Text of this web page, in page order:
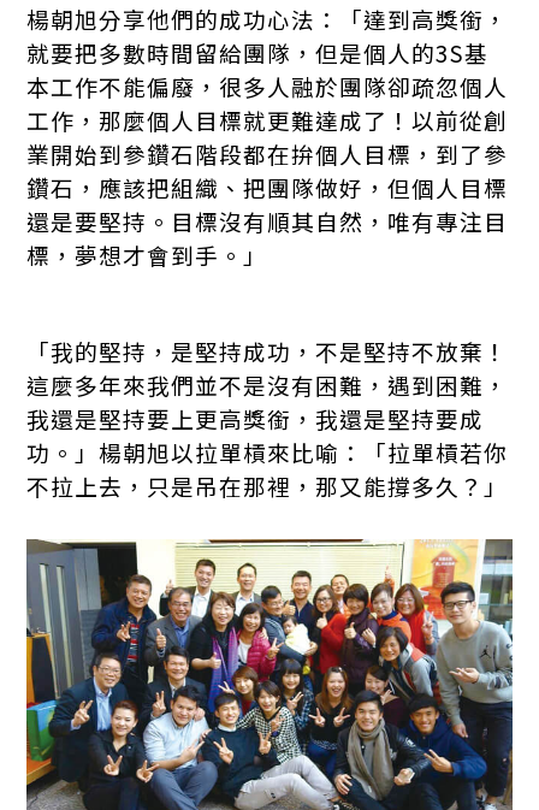
楊朝旭分享他們的成功心法：「達到高獎銜，
就要把多數時間留給團隊，但是個人的3S基
本工作不能偏廢，很多人融於團隊卻疏忽個人
工作，那麼個人目標就更難達成了！以前從創
業開始到參鑽石階段都在拚個人目標，到了參
鑽石，應該把組織、把團隊做好，但個人目標
還是要堅持。目標沒有順其自然，唯有專注目
標，夢想才會到手。」
「我的堅持，是堅持成功，不是堅持不放棄！
這麼多年來我們並不是沒有困難，遇到困難，
我還是堅持要上更高獎銜，我還是堅持要成
功。」楊朝旭以拉單槓來比喻：「拉單槓若你
不拉上去，只是吊在那裡，那又能撐多久？」